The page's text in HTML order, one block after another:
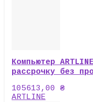
Компьютер
рассрочку без
105613,00 ₴
ARTLINE